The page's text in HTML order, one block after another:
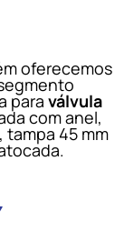
oferecemos
para válvula
com anel,
tampa 45 mm